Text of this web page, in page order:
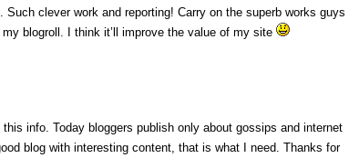
Such clever work and reporting! Carry on the superb works guys
my blogroll. I think it’ll improve the value of my site
this info. Today bloggers publish only about gossips and internet
blog with interesting content, that is what I need. Thanks for